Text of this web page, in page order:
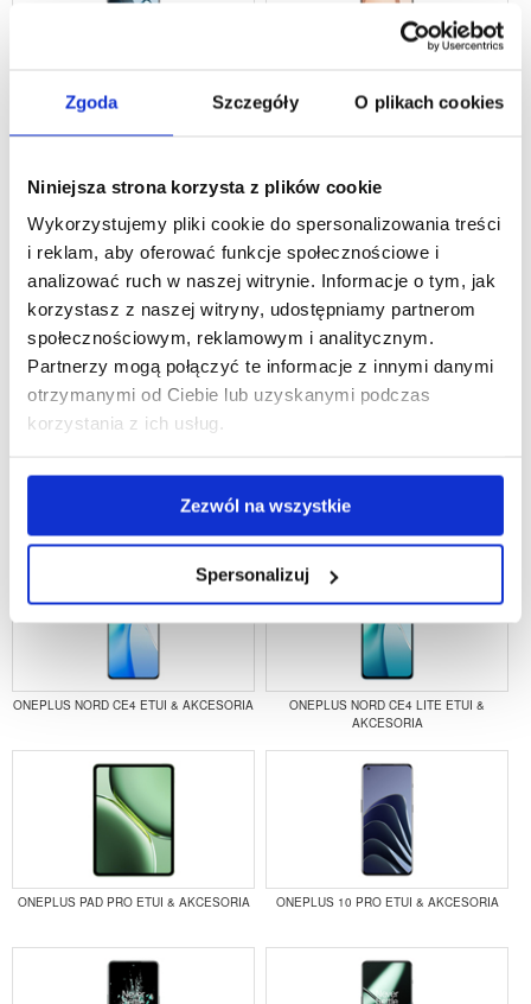
Zgoda Szczegóły O plikach cookies
Niniejsza strona korzysta z plików cookie
Wykorzystujemy pliki cookie do spersonalizowania treści
i reklam, aby oferować funkcje społecznościowe i
analizować ruch w naszej witrynie. Informacje o tym, jak
korzystasz z naszej witryny, udostępniamy partnerom
społecznościowym, reklamowym i analitycznym.
Partnerzy mogą połączyć te informacje z innymi danymi
otrzymanymi od Ciebie lub uzyskanymi podczas
korzystania z ich usług.
Zezwól na wszystkie
Spersonalizuj
ONEPLUS 13 ETUI & AKCESORIA ONEPLUS 13R ETUI & AKCESORIA
ONEPLUS ACE 3 PRO ETUI &
AKCESORIA
ONEPLUS ACE 5 ETUI & AKCESORIA
ONEPLUS ACE 5 PRO ETUI &
ONEPLUS NORD 4 ETUI & AKCESORIA
ONEPLUS NORD CE4 ETUI & AKCESORIA
ONEPLUS NORD CE4 LITE ETUI &
AKCESORIA
ONEPLUS PAD PRO ETUI & AKCESORIA ONEPLUS 10 PRO ETUI & AKCESORIA